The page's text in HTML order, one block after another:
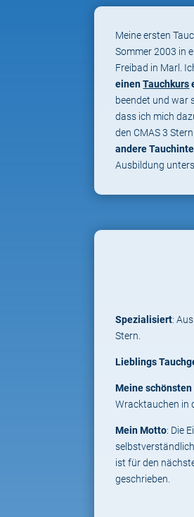
Meine ersten
Sommer 2003 in
Freibad in Marl.
einenTauchkurs
beendet und war
dass ich mich
den CMAS 3
andere
Ausbildung
Spezialisiert:
Stern.
Lieblings
Meine
Wracktauchen in
Mein Motto: Die
ist für den
geschrieben.